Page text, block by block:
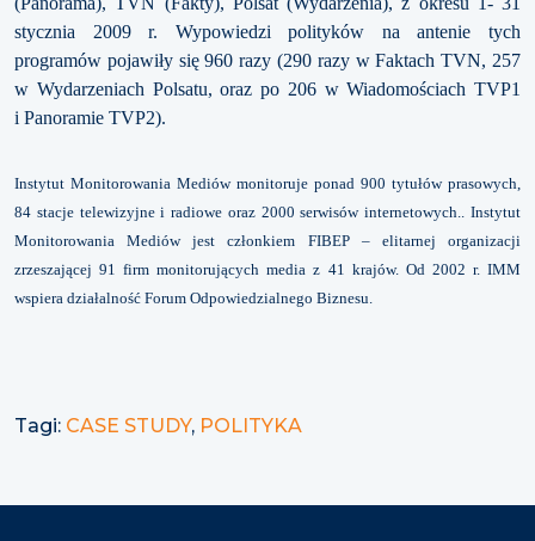
stycznia 2009 r. Wypowiedzi polityków na antenie tych
programów pojawiły się 960 razy (290 razy w Faktach TVN, 257
w Wydarzeniach Polsatu, oraz po 206 w Wiadomościach TVP1
i Panoramie TVP2).
Instytut Monitorowania Mediów monitoruje ponad 900 tytułów prasowych,
84 stacje telewizyjne i radiowe oraz 2000 serwisów internetowych.. Instytut
Monitorowania Mediów jest członkiem FIBEP – elitarnej organizacji
zrzeszającej 91 firm monitorujących media z 41 krajów. Od 2002 r. IMM
wspiera działalność Forum Odpowiedzialnego Biznesu.
Tagi: CASE STUDY, POLITYKA